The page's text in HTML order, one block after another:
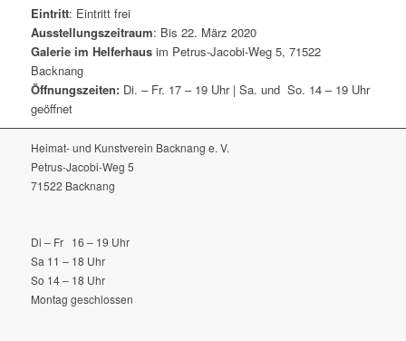
Eintritt: Eintritt frei
Ausstellungszeitraum: Bis 22. März 2020
Galerie im Helferhausim Petrus-Jacobi-Weg 5, 71522
Backnang
Öffnungszeiten:Di. – Fr. 17 – 19 Uhr ­| Sa. und So. 14 – 19 Uhr
geöffnet
Heimat- und Kunstverein Backnang e. V.
Petrus-Jacobi-Weg 5
71522 Backnang
Di – Fr 16 – 19 Uhr
Sa 11 – 18 Uhr
So 14 – 18 Uhr
Montag geschlossen